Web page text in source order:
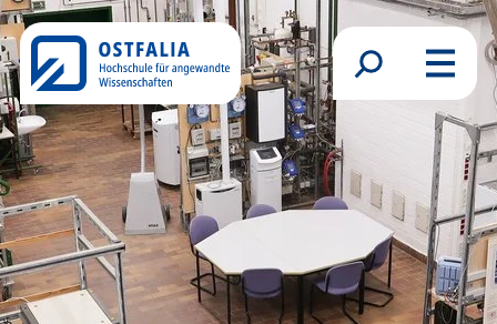
Direkt zum Inhalt
Suchformular
Menü